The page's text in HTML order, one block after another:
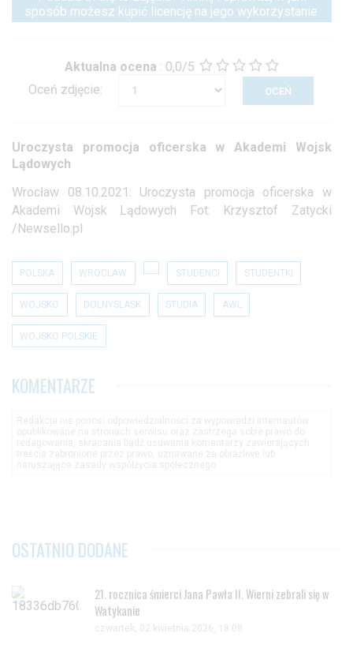
sposób możesz kupić licencję na jego wykorzystanie.
Aktualna ocena : 0,0/5
Oceń zdjęcie:
Uroczysta promocja oficerska w Akademi Wojsk
Lądowych
Wrocław 08.10.2021: Uroczysta promocja oficerska w
Akademi Wojsk Lądowych Fot: Krzysztof Zatycki
/Newsello.pl
POLSKA WROCLAW STUDENCI STUDENTKI
WOJSKO DOLNYSLASK STUDIA AWL
WOJSKO POLSKIE
KOMENTARZE
OSTATNIO DODANE
21. rocznica śmierci Jana Pawła II. Wierni zebrali się w
Watykanie
czwartek, 02 kwietnia 2026, 18:08